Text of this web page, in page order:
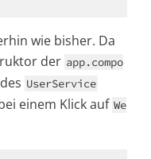
wie bisher. Da
der app.compo
UserService
einem Klick auf We